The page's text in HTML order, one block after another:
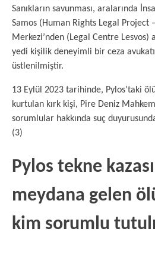
Sanıkların savunması, aralarında
Samos (Human Rights Legal Project
Merkezi’nden (Legal Centre Lesvos)
yedi kişilik deneyimli bir ceza
üstlenilmiştir.
13 Eylül 2023 tarihinde, Pylos’taki
kurtulan kırk kişi, Pire Deniz
sorumlular hakkında suç
(3)
Pylos tekne
meydana gelen
kim sorumlu